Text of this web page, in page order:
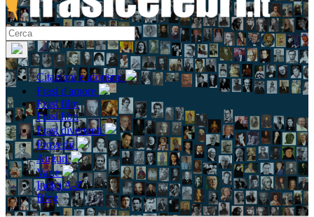
Citazioni e aforismi
Frasi d'amore
Frasi film
Frasi libri
Frasi divertenti
Proverbi
Auguri
Varie
Indici A-Z
Blog